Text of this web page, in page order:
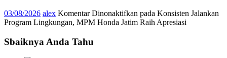
03/08/2026 alex Komentar Dinonaktifkan pada Konsisten Jalankan
Program Lingkungan, MPM Honda Jatim Raih Apresiasi
Sbaiknya Anda Tahu